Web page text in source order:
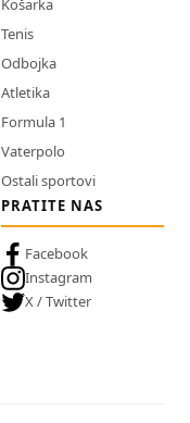
Košarka
Tenis
Odbojka
Atletika
Formula 1
Vaterpolo
Ostali sportovi
PRATITE NAS
Facebook
Instagram
X / Twitter